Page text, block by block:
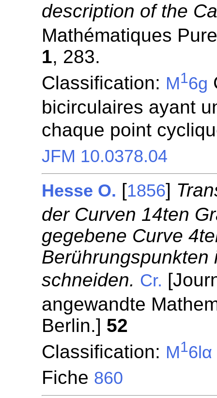
description of the
Mathématiques
1, 283.
Classification: M16g
bicirculaires ayant
chaque point
JFM 10.0378.04
Hesse O. [1856]
der Curven 14ten
gegebene Curve
Berührungspunkten
schneiden. Cr.
angewandte
Berlin.] 52
Classification: M16lα
Fiche 860